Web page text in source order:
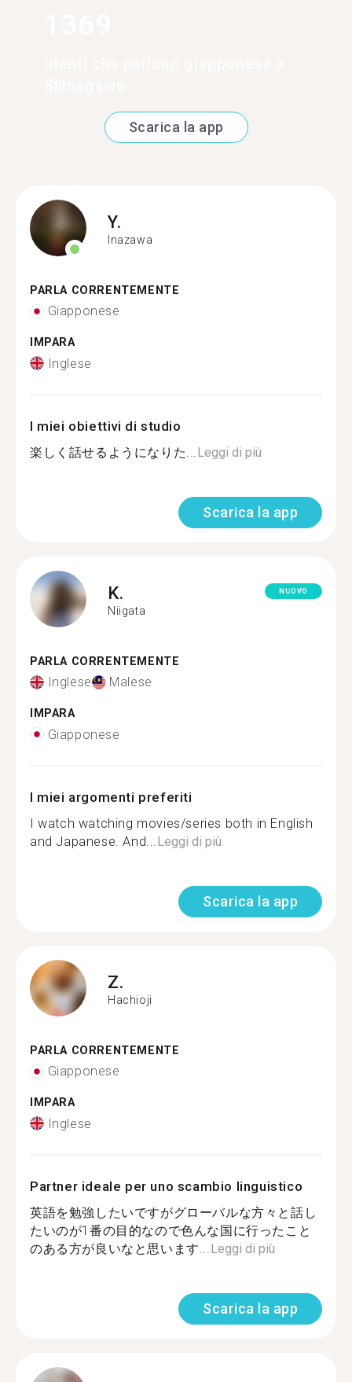
Scarica la app
Y.
Inazawa
PARLA CORRENTEMENTE
Giapponese
IMPARA
Inglese
I miei obiettivi di studio
楽しく話せるようになりた... Leggi di più
Scarica la app
K.
Niigata
NUOVO
PARLA CORRENTEMENTE
Inglese Malese
IMPARA
Giapponese
I miei argomenti preferiti
I watch watching movies/series both in English
and Japanese. And... Leggi di più
Scarica la app
Z.
Hachioji
PARLA CORRENTEMENTE
Giapponese
IMPARA
Inglese
Partner ideale per uno scambio linguistico
英語を勉強したいですがグローバルな方々と話し
たいのが1番の目的なので色んな国に行ったこと
のある方が良いなと思います... Leggi di più
Scarica la app